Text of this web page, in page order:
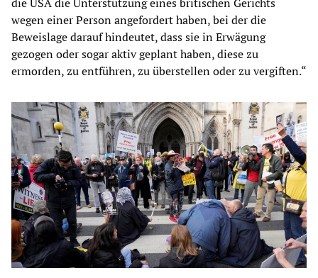
wegen einer Person angefordert haben, bei der die
Beweislage darauf hindeutet, dass sie in Erwägung
gezogen oder sogar aktiv geplant haben, diese zu
ermorden, zu entführen, zu überstellen oder zu vergiften.“